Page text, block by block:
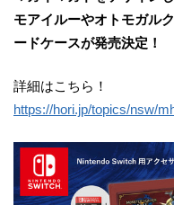
モアイルーやオトモガル
ードケースが発売決定！
詳細はこちら！
https://hori.jp/topics/nsw/